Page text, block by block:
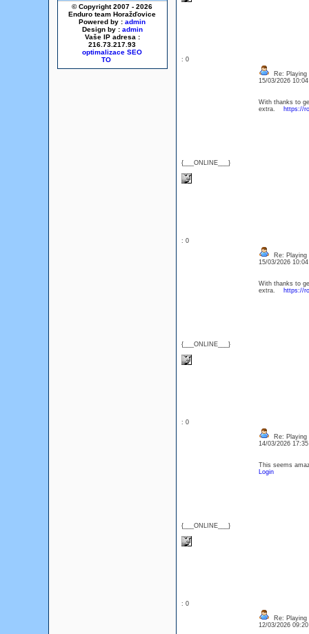
© Copyright 2007 - 2026
Enduro team Horažďovice
Powered by : admin
Design by : admin
Vaše IP adresa :
216.73.217.93
optimalizace SEO
: 0
{___ONLINE___}
Re: Playing
15/03/2026
With thanks to
extra.
https://
: 0
{___ONLINE___}
Re: Playing
15/03/2026
With thanks to
extra.
https://
: 0
{___ONLINE___}
Re: Playing
14/03/2026
This seems
Login
: 0
Re: Playing
12/03/2026